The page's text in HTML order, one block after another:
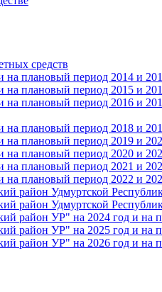
средств
плановый период 2014 и
плановый период 2015 и
плановый период 2016 и
плановый период 2018 и
плановый период 2019 и
плановый период 2020 и
плановый период 2021 и
плановый период 2022 и
Удмуртской
Удмуртской
УР" на 2024 год и на
УР" на 2025 год и на
УР" на 2026 год и на